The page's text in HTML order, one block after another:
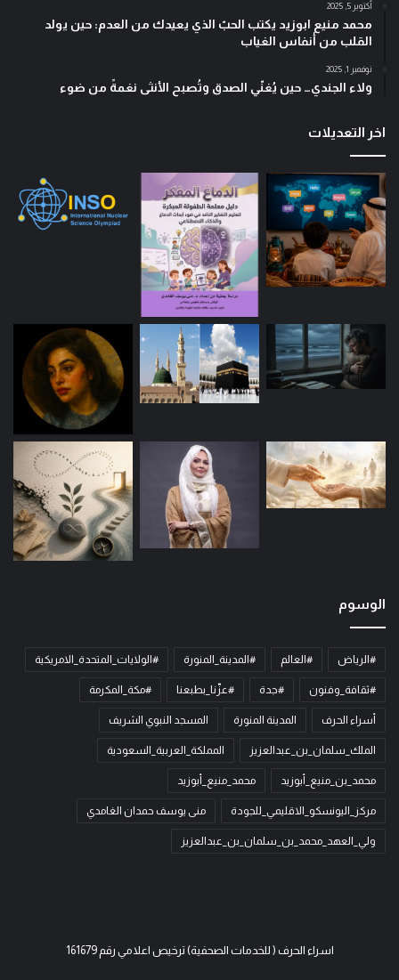
أكتوبر 5, 2025
محمد منيع ابوزيد يكتب الحبّ الذي يعيدك من العدم: حين يولد
القلب من أنفاس الغياب
نوفمبر 1, 2025
ولاء الجندي… حين يُغنّي الصدق وتُصبح الأنثى نغمةً من ضوء
اخر التعديلات
الوسوم
#الرياض #العالم #المدينة_المنورة #الولايات_المتحدة_الامريكية
#ثقافة_وفنون #جدة #عزّنا_بطبعنا #مكة_المكرمة
أسراء الحرف المدينة المنورة المسجد النبوي الشريف
الملك_سلمان_بن_عبدالعزيز المملكة_العربية_السعودية
محمد_بن_منيع_أبوزيد محمد_منيع_أبوزيد
مركز_اليونسكو_الاقليمي_للجودة منى يوسف حمدان الغامدي
ولي_العهد_محمد_بن_سلمان_بن_عبدالعزيز
اسراء الحرف ( للخدمات الصحفية) ترخيص اعلامي رقم 161679